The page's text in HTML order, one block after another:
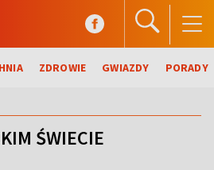
ZDROWIE GWIAZDY PORADY
ŚWIECIE